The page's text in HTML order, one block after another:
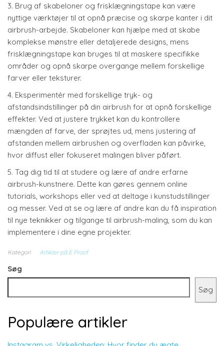
3. Brug af skabeloner og frisklægningstape kan være
nyttige værktøjer til at opnå præcise og skarpe kanter i dit
airbrush-arbejde. Skabeloner kan hjælpe med at skabe
komplekse mønstre eller detaljerede designs, mens
frisklægningstape kan bruges til at maskere specifikke
områder og opnå skarpe overgange mellem forskellige
farver eller teksturer.
4. Eksperimentér med forskellige tryk- og
afstandsindstillinger på din airbrush for at opnå forskellige
effekter. Ved at justere trykket kan du kontrollere
mængden af farve, der sprøjtes ud, mens justering af
afstanden mellem airbrushen og overfladen kan påvirke,
hvor diffust eller fokuseret malingen bliver påført.
5. Tag dig tid til at studere og lære af andre erfarne
airbrush-kunstnere. Dette kan gøres gennem online
tutorials, workshops eller ved at deltage i kunstudstillinger
og messer. Ved at se og lære af andre kan du få inspiration
til nye teknikker og tilgange til airbrush-maling, som du kan
implementere i dine egne projekter.
Kategori Artikler på E Proof
Søg
Søg
Populære artikler